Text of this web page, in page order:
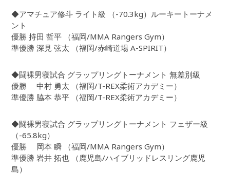
◆アマチュア修斗 ライト級 （-70.3kg）ルーキートーナメ
ント
優勝 持田 哲平 （福岡/MMA Rangers Gym）
準優勝 深見 弦太 （福岡/赤崎道場 A-SPIRIT）
◆闘裸男寝試合 グラップリングトーナメント 無差別級
優勝 中村 勇太 （福岡/T-REX柔術アカデミー）
準優勝 脇本 恭平 （福岡/T-REX柔術アカデミー）
◆闘裸男寝試合 グラップリングトーナメント フェザー級
（-65.8kg）
優勝 岡本 瞬 （福岡/MMA Rangers Gym）
準優勝 岩井 拓也 （鹿児島/ハイブリッドレスリング鹿児
島）